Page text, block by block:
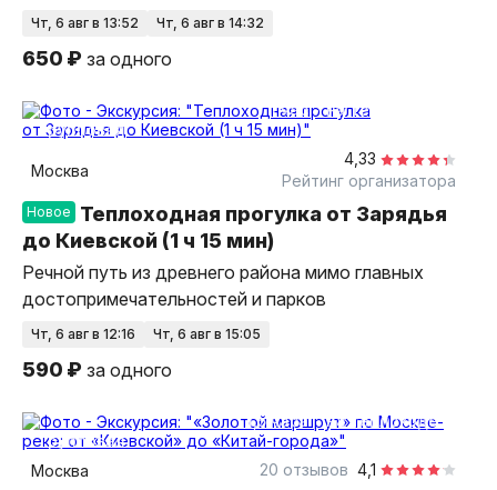
чт, 6 авг в 13:52 чт, 6 авг в 14:32
650 ₽ за одного
1 час
на теплоходе
групповая
Москва
4,33
Рейтинг организатора
Новое
Теплоходная прогулка от Зарядья
до Киевской (1 ч 15 мин)
Речной путь из древнего района мимо главных
достопримечательностей и парков
чт, 6 авг в 12:16 чт, 6 авг в 15:05
590 ₽ за одного
1,5 часа
на теплоходе
групповая
Москва
4,1
20 отзывов